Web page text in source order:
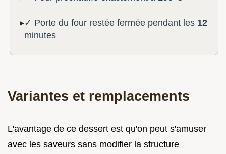
✓ Porte du four restée fermée pendant les 12
minutes
Variantes et remplacements
L'avantage de ce dessert est qu'on peut s'amuser
avec les saveurs sans modifier la structure